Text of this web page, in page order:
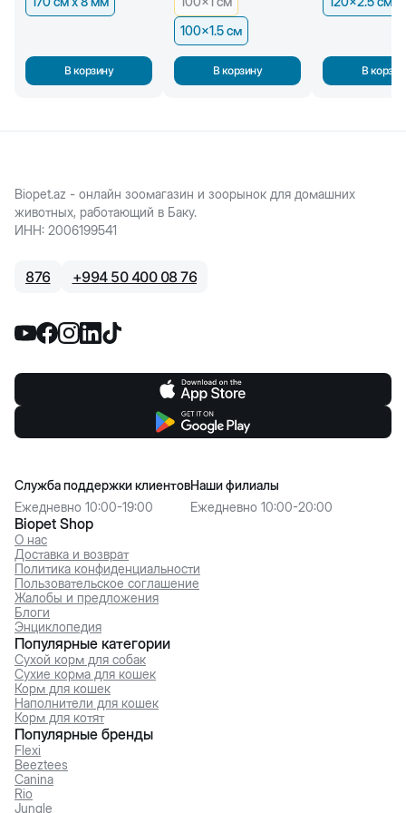
В корзину
100x1.5 см
В корзину В
Biopet.az - онлайн зоомагазин и зоорынок для домашних
животных, работающий в Баку.
ИНН: 2006199541
876 +994 50 400 08 76
Biopet Shop
О нас
Доставка и возврат
Политика конфиденциальности
Пользовательское соглашение
Жалобы и предложения
Блоги
Энциклопедия
Служба поддержки клиентов
Ежедневно 10:00-19:00
Наши филиалы
Ежедневно 10:00-20:00
Популярные категории
Сухой корм для собак
Сухие корма для кошек
Корм для кошек
Наполнители для кошек
Корм для котят
Популярные бренды
Flexi
Beeztees
Canina
Rio
Jungle